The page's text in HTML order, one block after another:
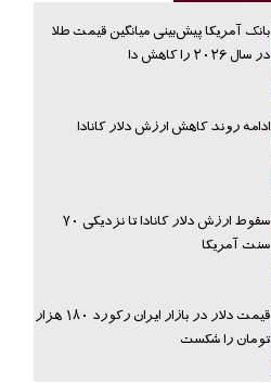
بانک آمریکا پیش‌بینی میانگین قیمت طلا
در سال ۲۰۲۶ را کاهش دا
ادامه روند کاهش ارزش دلار کانادا
سقوط ارزش دلار کانادا تا نزدیکی ۷۰
سنت آمریکا
قیمت دلار در بازار ایران رکورد ۱۸۰ هزار
تومان را شکست